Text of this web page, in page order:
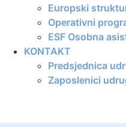
Europski
Operativni
ESF Osobna
KONTAKT
Predsjednica
Zaposlenici